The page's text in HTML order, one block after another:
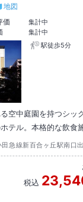
地図
価
集計中
集計中
駅徒歩5分
空中庭園を持つシッ
テル。本格的な飲食
田急線新百合ヶ丘駅南口
税込